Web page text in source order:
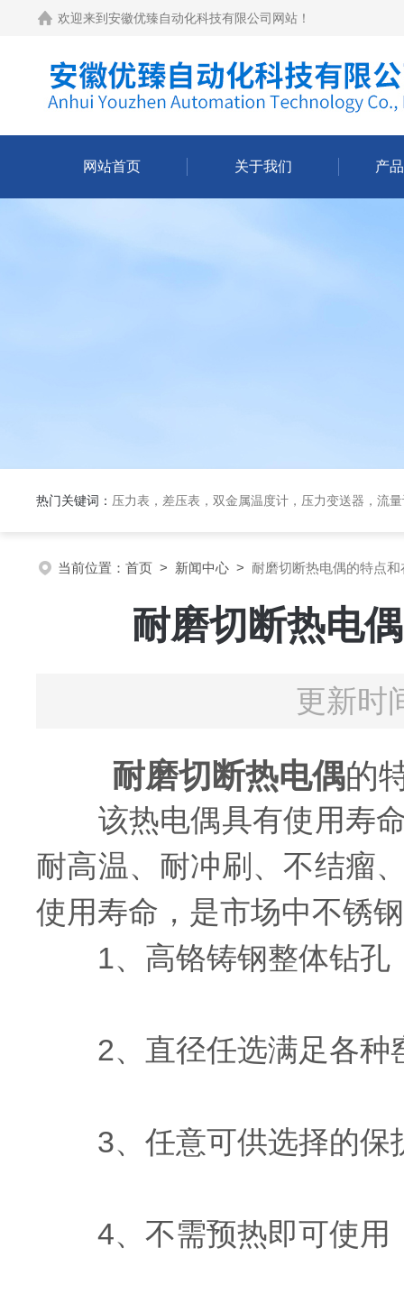
欢迎来到 安徽优臻自动化科技有限公司网站 ！
网站首页 关于我们 产
热门关键词： 压力表，差压表，双金属温度计，压力变送器，流
当前位置： 首页 > 新闻中心 > 耐磨切断热电偶的特点
耐磨切断热电
更新时
耐磨切断热电偶的
该热电偶具有使用寿命
耐高温、耐冲刷、不结瘤
使用寿命，是市场中不锈
1、高铬铸钢整体钻孔
2、直径任选满足各种
3、任意可供选择的保
4、不需预热即可使用